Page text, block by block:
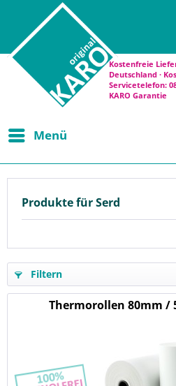
Kostenfreie
Deutschland ·
Servicetelefon:
KARO Garantie
Menü
Produkte für Serd
Filtern
Thermorollen 80mm /